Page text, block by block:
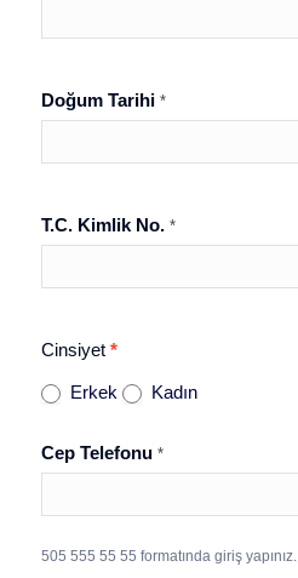
Dönemi
Doğum Tarihi *
T.C. Kimlik No. *
Cinsiyet *
Erkek Kadın
Cep Telefonu *
505 555 55 55 formatında giriş yapınız.